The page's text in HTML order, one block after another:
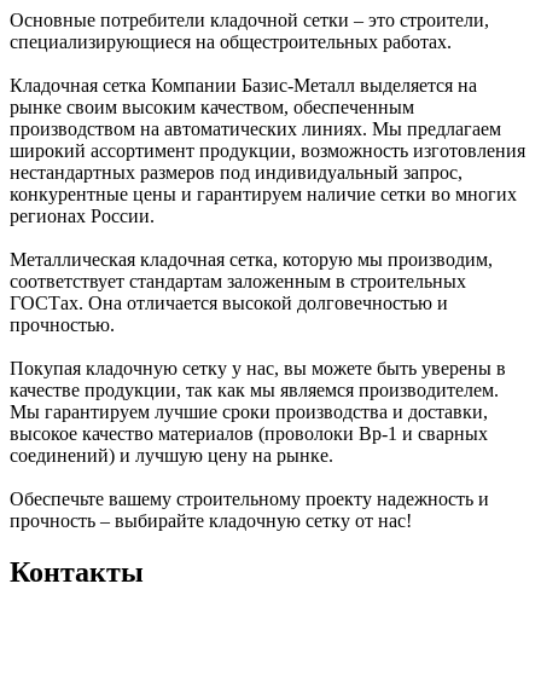
Основные потребители кладочной сетки – это строители,
специализирующиеся на общестроительных работах.
Кладочная сетка Компании Базис-Металл выделяется на
рынке своим высоким качеством, обеспеченным
производством на автоматических линиях. Мы предлагаем
широкий ассортимент продукции, возможность изготовления
нестандартных размеров под индивидуальный запрос,
конкурентные цены и гарантируем наличие сетки во многих
регионах России.
Металлическая кладочная сетка, которую мы производим,
соответствует стандартам заложенным в строительных
ГОСТах. Она отличается высокой долговечностью и
прочностью.
Покупая кладочную сетку у нас, вы можете быть уверены в
качестве продукции, так как мы являемся производителем.
Мы гарантируем лучшие сроки производства и доставки,
высокое качество материалов (проволоки Вр-1 и сварных
соединений) и лучшую цену на рынке.
Обеспечьте вашему строительному проекту надежность и
прочность – выбирайте кладочную сетку от нас!
Контакты